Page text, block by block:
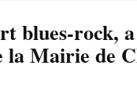
blues-rock,
la Mairie de